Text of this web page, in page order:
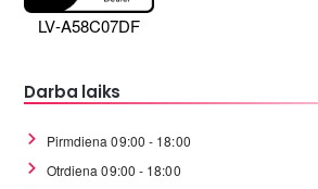
LV-A58C07DF
Darba laiks
Pirmdiena 09:00 - 18:00
Otrdiena 09:00 - 18:00